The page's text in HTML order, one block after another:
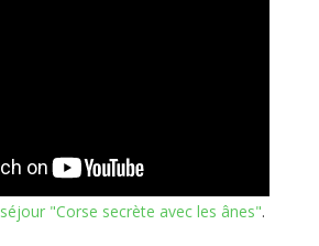
séjour "Corse secrète avec les ânes".